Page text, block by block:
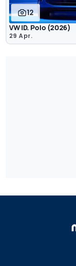
12
VW ID. Polo (2026)
29 Apr.